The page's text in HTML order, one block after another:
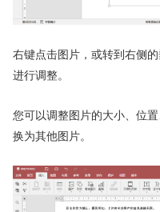
右键点击图片，或转到右侧
进行调整。
您可以调整图片的大小、位
换为其他图片。